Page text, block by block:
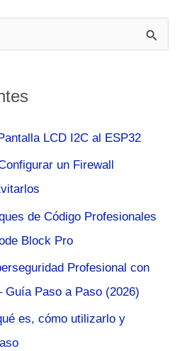
LCD I2C al ESP32
un Firewall
de Código Profesionales
Block Pro
Profesional con
Guía Paso a Paso (2026)
es, cómo utilizarlo y